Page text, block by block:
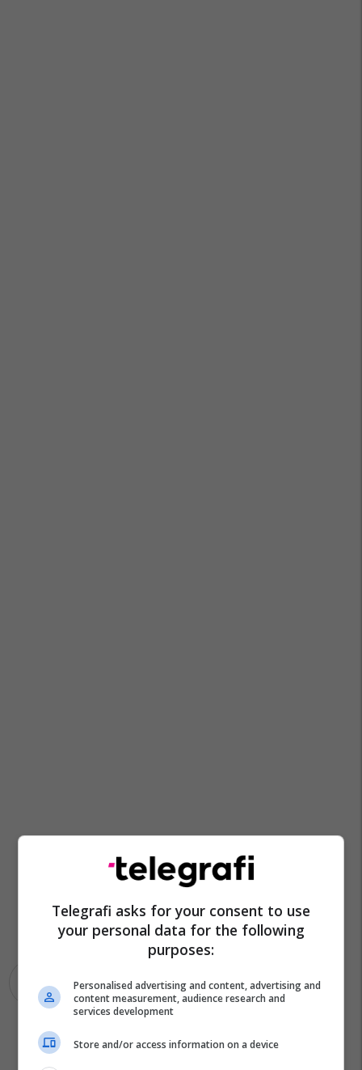
Mpb Maqedoni Gjevgjeli
Telegrafi asks for your consent to use
your personal data for the following
purposes:
Personalised advertising and content, advertising and
content measurement, audience research and
services development
Store and/or access information on a device